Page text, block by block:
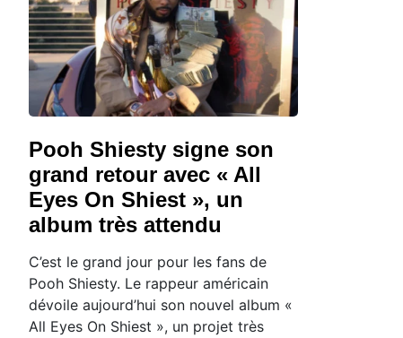
Pooh Shiesty signe son
grand retour avec « All
Eyes On Shiest », un
album très attendu
C’est le grand jour pour les fans de
Pooh Shiesty. Le rappeur américain
dévoile aujourd’hui son nouvel album «
All Eyes On Shiest », un projet très